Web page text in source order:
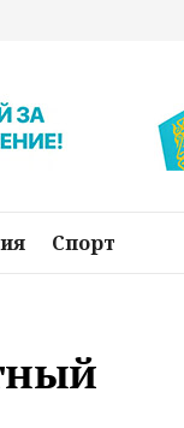
Спорт